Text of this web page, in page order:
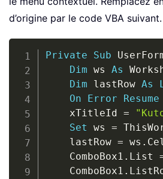
d’origine par le code VBA suivant.
Private Sub
Dim ws As
Dim lastRow As
On
Error Resume
    xTitleId
=
Set ws =
    lastRow
= ws .
    ComboBox1
. List
    ComboBox1
.